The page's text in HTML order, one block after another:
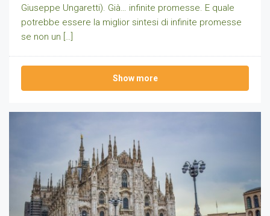
Giuseppe Ungaretti). Già… infinite promesse. E quale
potrebbe essere la miglior sintesi di infinite promesse
se non un […]
Show more